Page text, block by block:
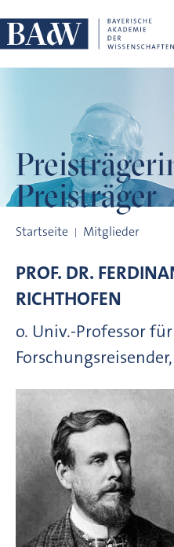
Preisträger
Startseite Mitglieder
PROF. DR.
RICHTHOFEN
o. Univ.-Professor